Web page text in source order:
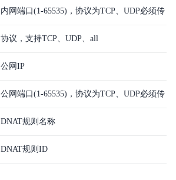
内网端口(1-65535)，协议为TCP、UDP必须传
协议，支持TCP、UDP、all
公网IP
公网端口(1-65535)，协议为TCP、UDP必须传
DNAT规则名称
DNAT规则ID